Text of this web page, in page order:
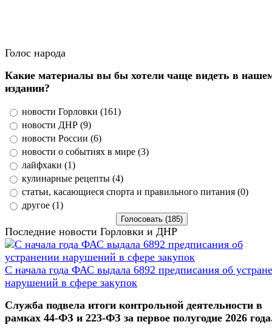
Голос народа
Какие материалы вы бы хотели чаще видеть в
издании?
новости Горловки (161)
новости ДНР (9)
новости России (6)
новости о событиях в мире (3)
лайфхаки (1)
кулинарные рецепты (4)
статьи, касающиеся спорта и правильного питания (0)
другое (1)
Последние новости Горловки и ДНР
С начала года ФАС выдала 6892 предписания об
нарушений в сфере закупок
Служба подвела итоги контрольной деятельности в
рамках 44-ФЗ и 223-ФЗ за первое полугодие 2026